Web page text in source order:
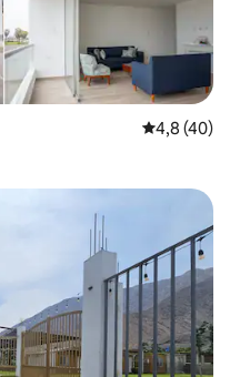
Évaluation
4,8 (40)